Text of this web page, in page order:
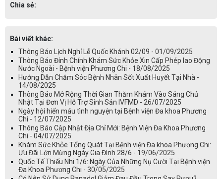
Chia sẻ:
Bài viết khác:
Thông Báo Lịch Nghỉ Lễ Quốc Khánh 02/09 - 01/09/2025
Thông Báo Đính Chính Khám Sức Khỏe Xin Cấp Phép lao Động
Nước Ngoài - Bệnh viện Phương Chi - 18/08/2025
Hướng Dẫn Chăm Sóc Bệnh Nhân Sốt Xuất Huyết Tại Nhà -
14/08/2025
Thông Báo Mở Rộng Thời Gian Thăm Khám Vào Sáng Chủ
Nhật Tại Đơn Vị Hỗ Trợ Sinh Sản IVFMD - 26/07/2025
Ngày hội hiến máu tình nguyện tại Bệnh viện Đa khoa Phương
Chi - 12/07/2025
Thông Báo Cập Nhật Địa Chỉ Mới: Bệnh Viện Đa Khoa Phương
Chi - 04/07/2025
Khám Sức Khỏe Tổng Quát Tại Bệnh viện Đa khoa Phương Chi:
Ưu Đãi Lớn Mừng Ngày Gia Đình 28/6 - 19/06/2025
Quốc Tế Thiếu Nhi 1/6: Ngày Của Những Nụ Cười Tại Bệnh viện
Đa Khoa Phương Chi - 30/05/2025